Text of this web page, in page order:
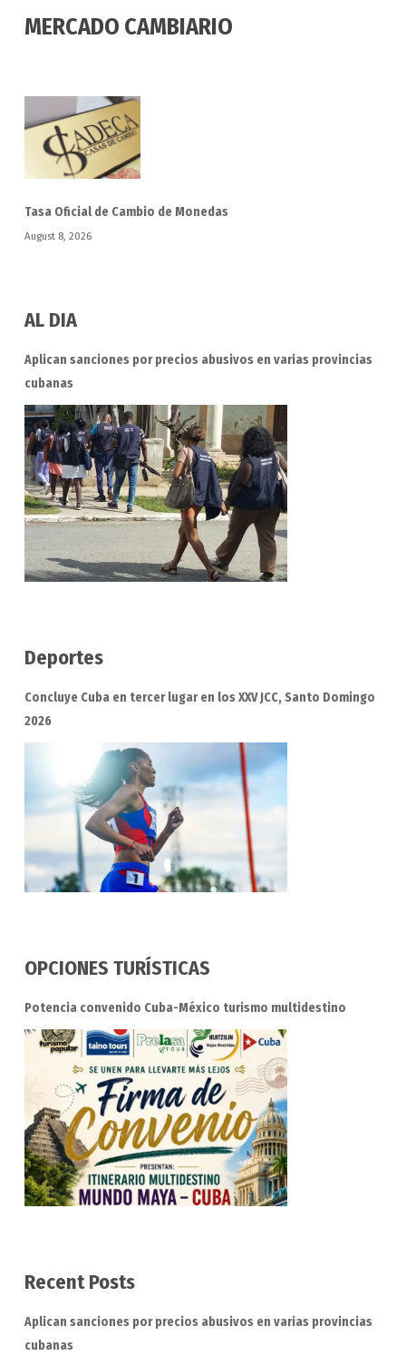
MERCADO CAMBIARIO
Tasa Oficial de Cambio de Monedas
August 8, 2026
AL DIA
Aplican sanciones por precios abusivos en varias provincias
cubanas
Deportes
Concluye Cuba en tercer lugar en los XXV JCC, Santo Domingo
2026
OPCIONES TURÍSTICAS
Potencia convenido Cuba-México turismo multidestino
Recent Posts
Aplican sanciones por precios abusivos en varias provincias
cubanas